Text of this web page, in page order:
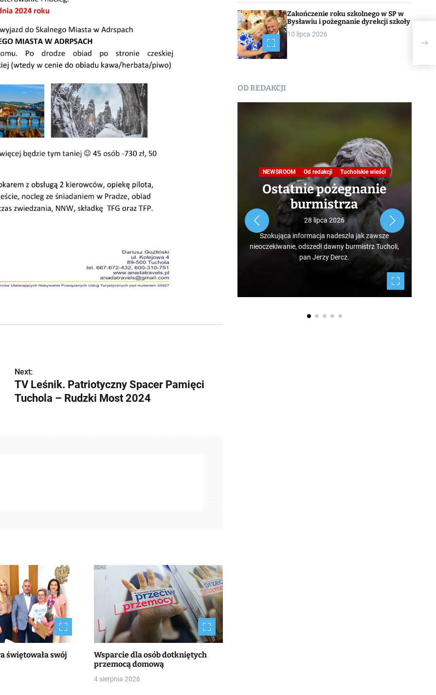
Next:
TV Leśnik. Patriotyczny Spacer Pamięci
Tuchola – Rudzki Most 2024
świętowała swój
Wsparcie dla osób dotkniętych
przemocą domową
4 sierpnia 2026
Zakończenie roku szkolnego w SP w
Bysławiu i pożegnanie dyrekcji szkoły
10 lipca 2026
OD REDAKCJI
NEWSROOM Od redakcji Tucholskie wieści
Ostatnie pożegnanie
burmistrza
28 lipca 2026
Szokująca informacja nadeszła jak zawsze
nieoczekiwanie, odszedł dawny burmistrz Tucholi,
pan Jerzy Dercz.